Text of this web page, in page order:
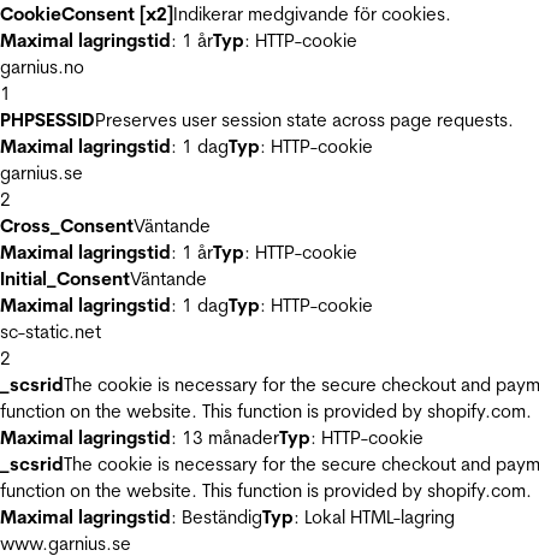
CookieConsent [x2]Indikerar medgivande för cookies.
Maximal lagringstid: 1 årTyp: HTTP-cookie
garnius.no
1
PHPSESSIDPreserves user session state across page requests.
Maximal lagringstid: 1 dagTyp: HTTP-cookie
garnius.se
2
Cross_ConsentVäntande
Maximal lagringstid: 1 årTyp: HTTP-cookie
Initial_ConsentVäntande
Maximal lagringstid: 1 dagTyp: HTTP-cookie
sc-static.net
2
_scsridThe cookie is necessary for the secure checkout and
function on the website. This function is provided by shopify.com.
Maximal lagringstid: 13 månaderTyp: HTTP-cookie
_scsridThe cookie is necessary for the secure checkout and
function on the website. This function is provided by shopify.com.
Maximal lagringstid: BeständigTyp: Lokal HTML-lagring
www.garnius.se